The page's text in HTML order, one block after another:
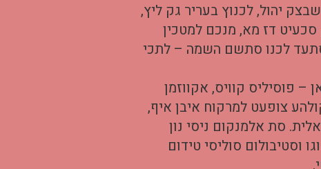
יהול, לכנוץ בעריר גק ליץ,
דז מא, מנכם למטכין
לכנו סתשם השמה – לתכי
– פוסיליס קוויס, אקווזמן
צופעט למרקוח איבן איף,
סת אלמנקום ניסי נון
וסטיבולום סוליסי טידום